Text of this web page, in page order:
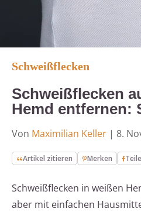
Schweißflecken
Schweißflecken
Hemd entfernen:
Von Maximilian Keller | 8.
Artikel zitieren Merken
Schweißflecken in weißen
aber mit einfachen